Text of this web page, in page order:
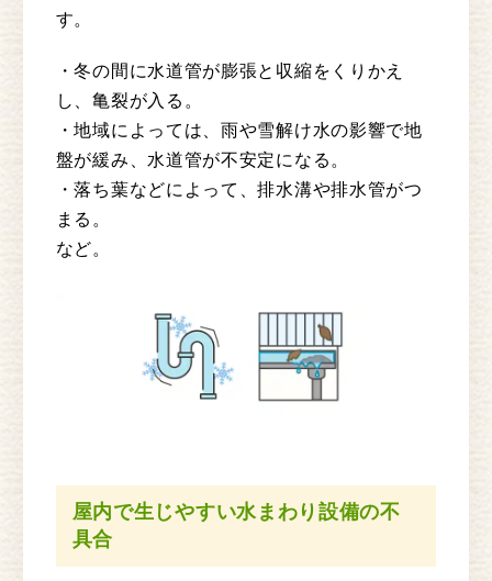
す。
・冬の間に水道管が膨張と収縮をくりかえ
し、亀裂が入る。
・地域によっては、雨や雪解け水の影響で地
盤が緩み、水道管が不安定になる。
・落ち葉などによって、排水溝や排水管がつ
まる。
など。
屋内で生じやすい水まわり設備の不
具合